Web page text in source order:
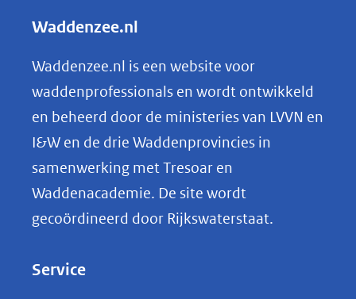
e
n
o
p
k
e
Waddenzee.nl
Waddenzee.nl is een website voor
waddenprofessionals en wordt ontwikkeld
en beheerd door de ministeries van LVVN en
I&W en de drie Waddenprovincies in
samenwerking met Tresoar en
Waddenacademie. De site wordt
gecoördineerd door Rijkswaterstaat.
Service